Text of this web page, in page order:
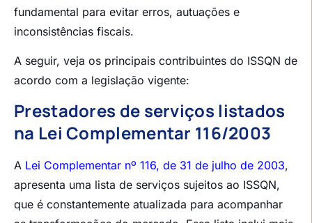
fundamental para evitar erros, autuações e
inconsistências fiscais.
A seguir, veja os principais contribuintes do ISSQN de
acordo com a legislação vigente:
Prestadores de serviços listados
na Lei Complementar 116/2003
A Lei Complementar nº 116, de 31 de julho de 2003,
apresenta uma lista de serviços sujeitos ao ISSQN,
que é constantemente atualizada para acompanhar